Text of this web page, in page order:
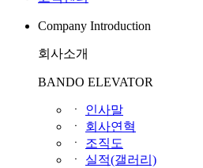
Company Introduction
회사소개
BANDO ELEVATOR
ㆍ 인사말
ㆍ 회사연혁
ㆍ 조직도
ㆍ 실적(갤러리)